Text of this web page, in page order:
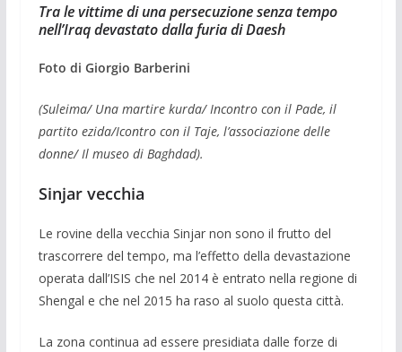
Tra le vittime di una persecuzione senza tempo
nell’Iraq devastato dalla furia di Daesh
Foto di Giorgio Barberini
(Suleima/ Una martire kurda/ Incontro con il Pade, il
partito ezida/Icontro con il Taje, l’associazione delle
donne/ Il museo di Baghdad).
Sinjar vecchia
Le rovine della vecchia Sinjar non sono il frutto del
trascorrere del tempo, ma l’effetto della devastazione
operata dall’ISIS che nel 2014 è entrato nella regione di
Shengal e che nel 2015 ha raso al suolo questa città.
La zona continua ad essere presidiata dalle forze di